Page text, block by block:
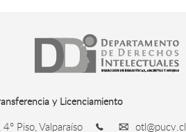
y Licenciamiento
Piso, Valparaíso otl@pucv.cl